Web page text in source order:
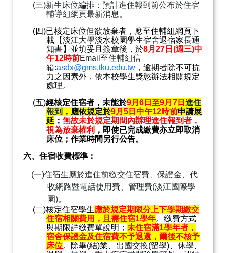
(三)新生床位編排：預計進住報到前公布於住宿
輔導組網頁最新消息。
(四)已核定床位但欲放棄者，應至住輔組網頁下
載【淡江大學淡水校園學生宿舍退宿家長通
知書】並填妥且簽章後，於8月27 日(週三)中
午12時前Email至住輔組信
箱:asdx@gms.tku.edu.tw ，逾期者除不可抗
力之因素外，依本校學生獎懲辦法相關規定
處理。
(五)經核定住宿者，未能於9月 6日至9月 7日 進住
報到 ，應依規定於9月5 日中午12時前申請展
延 ；無故未於規定期間內辦理進住報到者，
視為放棄權利 ，即使已完成繳費亦立即取消
床位；作業時間另行公告。
六、住宿收費標準：
(一)住宿生應於進住前繳交住宿費、保證金、代
收網路暨電話使用費、管理費(淡江國際學
園)。
(二)核定住宿學生應於規定期限分上下學期繳交
住宿相關費用，且需住宿1學年。繳費方式
與期限詳繳費單說明；未住宿滿1學年者，
宿舍保證金及住宿費不予退還，爾後不核予
床位。除畢(結)業、出國交換(留學)、休學、